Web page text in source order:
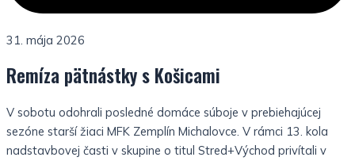
31. mája 2026
Remíza pätnástky s Košicami
V sobotu odohrali posledné domáce súboje v prebiehajúcej
sezóne starší žiaci MFK Zemplín Michalovce. V rámci 13. kola
nadstavbovej časti v skupine o titul Stred+Východ privítali v